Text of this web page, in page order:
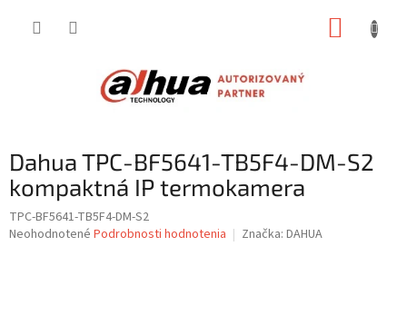
Dahua TPC-BF5641-TB5F4-DM-S2
kompaktná IP termokamera
TPC-BF5641-TB5F4-DM-S2
Priemerné
Neohodnotené Podrobnosti hodnotenia Značka: DAHUA